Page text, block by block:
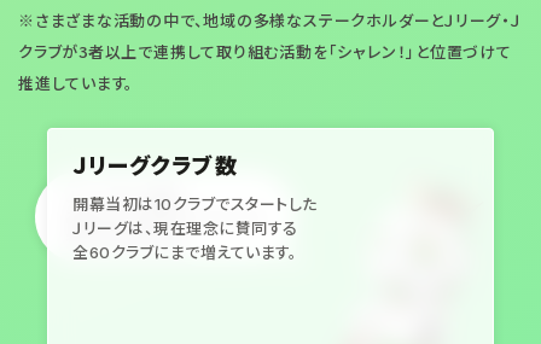
※さまざまな活動の中で、地域の多様なステークホルダーとＪリーグ・Ｊ
クラブが3者以上で連携して取り組む活動を「シャレン！」と位置づけて
推進しています。
Ｊリーグと一緒に
あなたにできるアクションを
考えてみませんか
Ｊリーグクラブ数
開幕当初は10クラブでスタートした
Ｊリーグは、現在理念に賛同する
全60クラブにまで増えています。